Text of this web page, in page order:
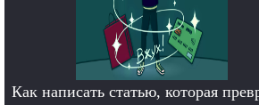
Как написать статью, которая